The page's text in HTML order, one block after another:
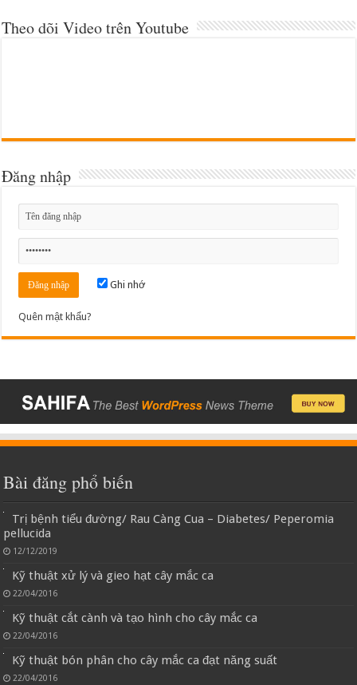
Theo dõi Video trên Youtube
Đăng nhập
Ghi nhớ
Quên mật khẩu?
Bài đăng phổ biến
Trị bệnh tiểu đường/ Rau Càng Cua – Diabetes/ Peperomia
pellucida
12/12/2019
Kỹ thuật xử lý và gieo hạt cây mắc ca
22/04/2016
Kỹ thuật cắt cành và tạo hình cho cây mắc ca
22/04/2016
Kỹ thuật bón phân cho cây mắc ca đạt năng suất
22/04/2016